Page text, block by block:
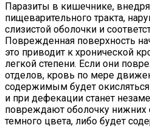
Паразиты в кишечнике,
пищеварительного тракта,
слизистой оболочки и
Поврежденная поверхность
это приводит к хронической
легкой степени. Если они
отделов, кровь по мере
содержимым будет
и при дефекации станет
повреждают оболочку нижних
темного цвета, либо будет